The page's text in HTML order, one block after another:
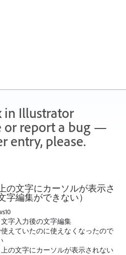
in Illustrator
or report a bug —
entry, please.
の文字にカーソルが表示さ
字編集ができない）
字入力後の文字編集
えていたのに使えなくなったので
の文字にカーソルが表示されない